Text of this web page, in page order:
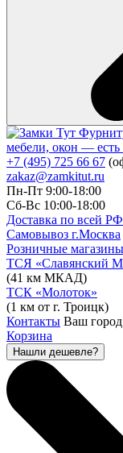
мебели, окон — есть
+7 (495) 725 66 67
zakaz@zamkitut.ru
Пн-Пт 9:00-18:00
Сб-Вс 10:00-18:00
Доставка по всей РФ
Самовывоз г.Москва
Розничные магазины
ТСЯ «Славянский
(41 км МКАД)
ТСК «Молоток»
(1 км от г. Троицк)
Контакты Ваш город
Корзина
Нашли дешевле?